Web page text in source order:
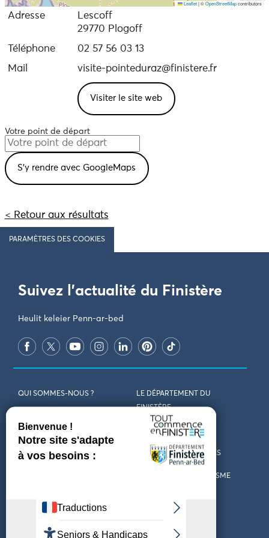
Leaflet |©OpenStreetMapcontributors
Adresse
Lescoff
29770 Plogoff
Téléphone
02 57 56 03 13
Mail
visite-pointeduraz@finistere.fr
Visiter le site web
Votre point de départ
< Retour aux résultats
PARAMÈTRES DES COOKIES
Suivez l'actualité du Finistère
Heulit keleier Penn-ar-bed
QUI SOMMES-NOUS ?
LE DÉPARTEMENT DU
FINISTÈRE
REJOIGNEZ-NOUS VENIR EN FINISTÈRE
CONTACT CARTES ET BROCHURES
LES OFFICES DE TOURISME
D’ACCESSIBILITÉ